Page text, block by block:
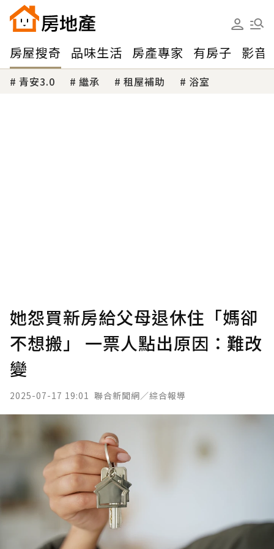
房屋搜奇 品味生活 房產專家 有房子 影音
青安3.0 繼承 租屋補助 浴室
她怨買新房給父母退休住「媽卻
不想搬」 一票人點出原因：難改
變
2025-07-17 19:01 聯合新聞網／綜合報導